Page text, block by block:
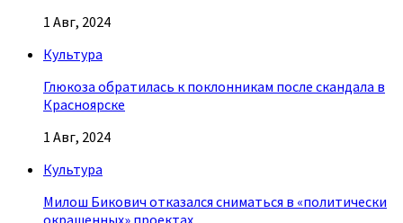
1 Авг, 2024
Культура
Глюкоза обратилась к поклонникам после скандала в
Красноярске
1 Авг, 2024
Культура
Милош Бикович отказался сниматься в «политически